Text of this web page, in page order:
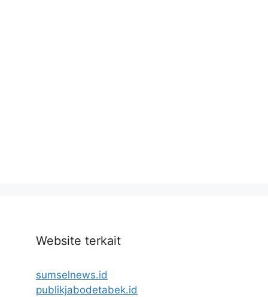
Website terkait
sumselnews.id
publikjabodetabek.id